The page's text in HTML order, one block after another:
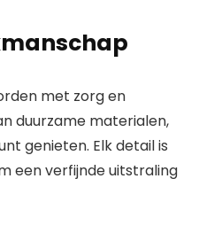
met zorg en
duurzame materialen,
genieten. Elk detail is
een ​​verfijnde uitstraling